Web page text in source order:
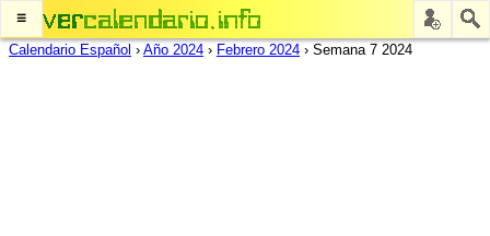
≡
Calendario Español › Año 2024 › Febrero 2024 › Semana 7 2024